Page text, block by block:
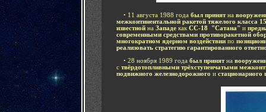
• 11 августа 1988 года был принятна
межконтинентальной ракетой тяжелого
известной на Западе как СС-18 "Сатана" и
современными средствами противоракетной
многократном ядерном воздействии по
реализовать стратегию гарантированного
• 28 ноября 1989 года был принятна
с твёрдотопливными трёхступенчатыми
подвижного железнодорожного и стационарного